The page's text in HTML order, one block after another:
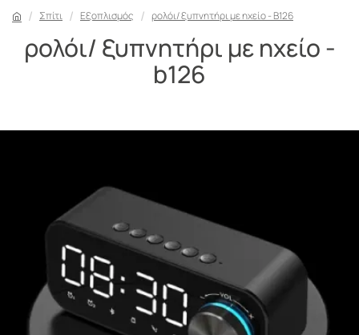
Σπίτι Εξοπλισμός ρολόι/ ξυπνητήρι με ηχείο - B126
ρολόι/ ξυπνητήρι με ηχείο -
b126